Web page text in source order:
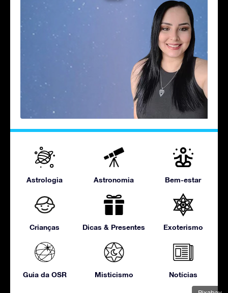
Astrologia Astronomia Bem-estar
Crianças Dicas & Presentes Exoterismo
Guia da OSR Misticismo Notícias